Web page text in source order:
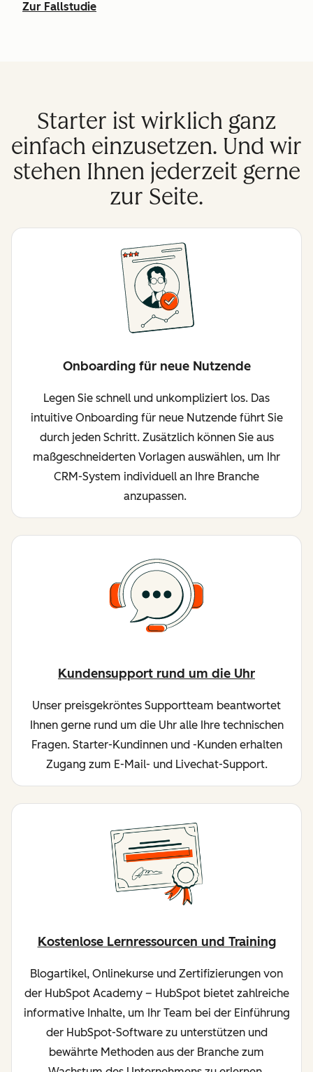
Zur Fallstudie
Starter ist wirklich ganz
einfach einzusetzen. Und wir
stehen Ihnen jederzeit gerne
zur Seite.
Onboarding für neue Nutzende
Legen Sie schnell und unkompliziert los. Das
intuitive Onboarding für neue Nutzende führt Sie
durch jeden Schritt. Zusätzlich können Sie aus
maßgeschneiderten Vorlagen auswählen, um Ihr
CRM-System individuell an Ihre Branche
anzupassen.
Kundensupport rund um die Uhr
Unser preisgekröntes Supportteam beantwortet
Ihnen gerne rund um die Uhr alle Ihre technischen
Fragen. Starter-Kundinnen und -Kunden erhalten
Zugang zum E-Mail- und Livechat-Support.
Kostenlose Lernressourcen und Training
Blogartikel, Onlinekurse und Zertifizierungen von
der HubSpot Academy – HubSpot bietet zahlreiche
informative Inhalte, um Ihr Team bei der Einführung
der HubSpot-Software zu unterstützen und
bewährte Methoden aus der Branche zum